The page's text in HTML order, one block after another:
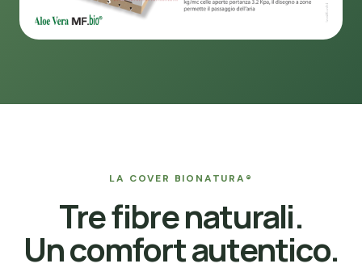
LA COVER BIONATURA®
Tre fibre naturali.
Un comfort autentico.